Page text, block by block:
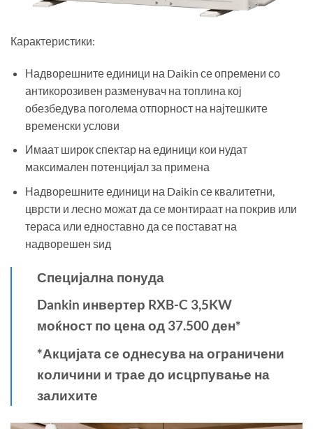
Карактеристики:
Надворешните единици на Daikin се опремени со
антикорозивен разменувач на топлина кој
обезбедува поголема отпорност на најтешките
временски услови
Имаат широк спектар на единици кои нудат
максимален потенцијал за примена
Надворешните единици на Daikin се квалитетни,
цврсти и лесно можат да се монтираат на покрив или
тераса или едноставно да се постават на
надворешен ѕид
Специјална понуда
Dankin инвертер RXB-C 3,5KW
моќност по цена од 37.500 ден*
*Акцијата се однесува на ограничени
количини и трае до исцрпување на
залихите